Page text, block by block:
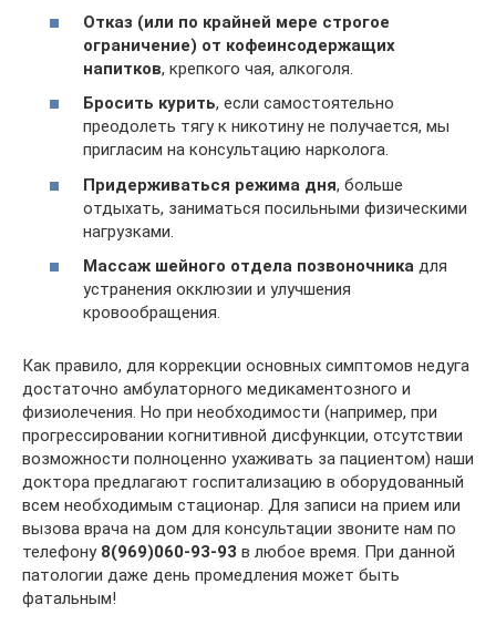
Отказ (или по крайней мере строгое
ограничение) от кофеинсодержащих
напитков, крепкого чая, алкоголя.
Бросить курить, если самостоятельно
преодолеть тягу к никотину не получается, мы
пригласим на консультацию нарколога.
Придерживаться режима дня, больше
отдыхать, заниматься посильными физическими
нагрузками.
Массаж шейного отдела позвоночника для
устранения окклюзии и улучшения
кровообращения.
Как правило, для коррекции основных симптомов недуга
достаточно амбулаторного медикаментозного и
физиолечения. Но при необходимости (например, при
прогрессировании когнитивной дисфункции, отсутствии
возможности полноценно ухаживать за пациентом) наши
доктора предлагают госпитализацию в оборудованный
всем необходимым стационар. Для записи на прием или
вызова врача на дом для консультации звоните нам по
телефону 8(969)060-93-93 в любое время. При данной
патологии даже день промедления может быть
фатальным!